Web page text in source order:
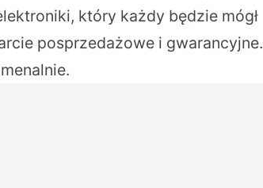
który każdy będzie mógł
posprzedażowe i gwarancyjne.